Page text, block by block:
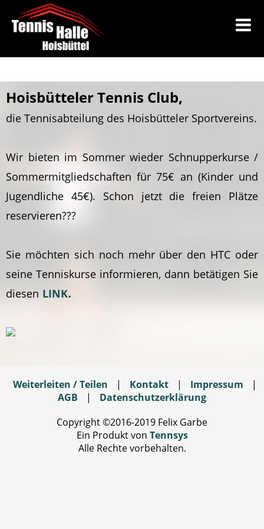
Hoisbütteler Tennis Club,
die Tennisabteilung des Hoisbütteler Sportvereins.
Wir bieten im Sommer wieder Schnupperkurse /
Sommermitgliedschaften für 75€ an (Kinder und
Jugendliche 45€). Schon jetzt die freien Plätze
reservieren???
Sie möchten sich noch mehr über den HTC oder
seine Tenniskurse informieren, dann betätigen Sie
diesen LINK.
Weiterleiten / Teilen | Kontakt | Impressum
|
AGB
|
Datenschutzerklärung
Copyright ©2016-2019 Felix Garbe
Ein Produkt von Tennsys
Alle Rechte vorbehalten.